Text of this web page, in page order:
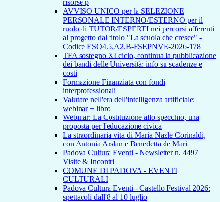
risorse p
AVVISO UNICO per la SELEZIONE
PERSONALE INTERNO/ESTERNO per il
ruolo di TUTOR/ESPERTI nei percorsi afferenti
al progetto dal titolo "La scuola che cresce" -
Codice ESO4.5.A2.B-FSEPNVE-2026-178
TFA sostegno XI ciclo, continua la pubblicazione
dei bandi delle Università: info su scadenze e
costi
Formazione Finanziata con fondi
interprofessionali
Valutare nell'era dell'intelligenza artificiale:
webinar + libro
Webinar: La Costituzione allo specchio, una
proposta per l'educazione civica
La straordinaria vita di Maria Nazle Corinaldi,
con Antonia Arslan e Benedetta de Mari
Padova Cultura Eventi - Newsletter n. 4497
Visite & Incontri
COMUNE DI PADOVA - EVENTI
CULTURALI
Padova Cultura Eventi - Castello Festival 2026:
spettacoli dall'8 al 10 luglio